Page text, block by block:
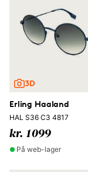
Erling Haaland
HAL S36 C3 4817
kr. 1099
På web-lager